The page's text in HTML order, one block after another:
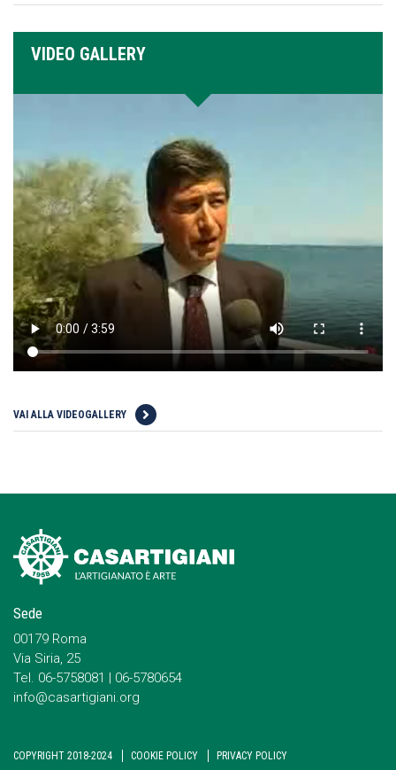
VIDEO GALLERY
VAI ALLA VIDEOGALLERY
Sede
00179 Roma
Via Siria, 25
Tel. 06-5758081 | 06-5780654
info@casartigiani.org
COPYRIGHT 2018-2024 COOKIE POLICY PRIVACY POLICY